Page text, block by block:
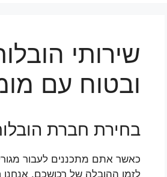
שירותי
ובטוח עם
בחירת חברת
כאשר אתם מתכננים לעבור
לזמן ההובלה של רכושכם. אנחנו